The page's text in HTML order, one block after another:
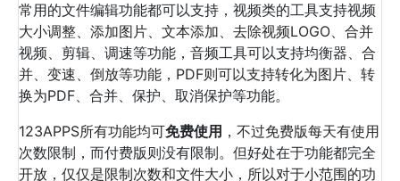
常用的文件编辑功能都可以支持，视频类的工具支持视频
大小调整、添加图片、文本添加、去除视频LOGO、合并
视频、剪辑、调速等功能，音频工具可以支持均衡器、合
并、变速、倒放等功能，PDF则可以支持转化为图片、转
换为PDF、合并、保护、取消保护等功能。
123APPS所有功能均可免费使用 ，不过免费版每天有使用
次数限制，而付费版则没有限制。但好处在于功能都完全
开放，仅仅是限制次数和文件大小，所以对于小范围的功